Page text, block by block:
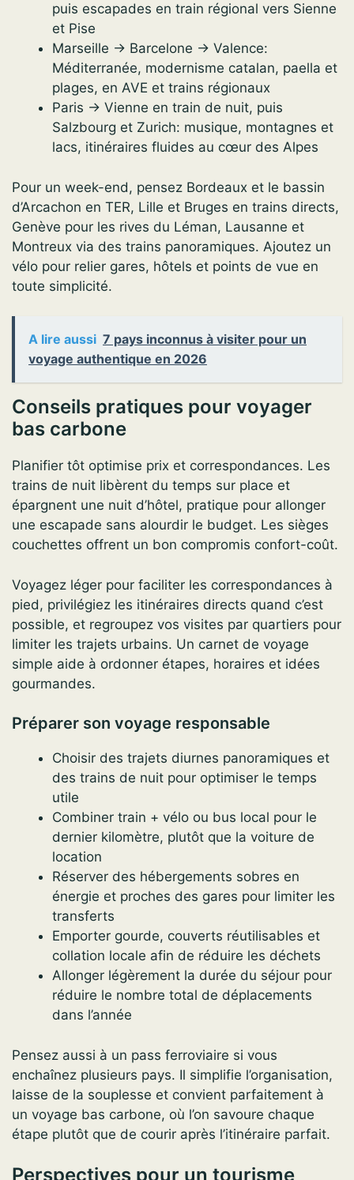
puis escapades en train régional vers Sienne
et Pise
Marseille → Barcelone → Valence:
Méditerranée, modernisme catalan, paella et
plages, en AVE et trains régionaux
Paris → Vienne en train de nuit, puis
Salzbourg et Zurich: musique, montagnes et
lacs, itinéraires fluides au cœur des Alpes
Pour un week-end, pensez Bordeaux et le bassin
d’Arcachon en TER, Lille et Bruges en trains directs,
Genève pour les rives du Léman, Lausanne et
Montreux via des trains panoramiques. Ajoutez un
vélo pour relier gares, hôtels et points de vue en
toute simplicité.
A lire aussi 7 pays inconnus à visiter pour un
voyage authentique en 2026
Conseils pratiques pour voyager
bas carbone
Planifier tôt optimise prix et correspondances. Les
trains de nuit libèrent du temps sur place et
épargnent une nuit d’hôtel, pratique pour allonger
une escapade sans alourdir le budget. Les sièges
couchettes offrent un bon compromis confort-coût.
Voyagez léger pour faciliter les correspondances à
pied, privilégiez les itinéraires directs quand c’est
possible, et regroupez vos visites par quartiers pour
limiter les trajets urbains. Un carnet de voyage
simple aide à ordonner étapes, horaires et idées
gourmandes.
Préparer son voyage responsable
Choisir des trajets diurnes panoramiques et
des trains de nuit pour optimiser le temps
utile
Combiner train + vélo ou bus local pour le
dernier kilomètre, plutôt que la voiture de
location
Réserver des hébergements sobres en
énergie et proches des gares pour limiter les
transferts
Emporter gourde, couverts réutilisables et
collation locale afin de réduire les déchets
Allonger légèrement la durée du séjour pour
réduire le nombre total de déplacements
dans l’année
Pensez aussi à un pass ferroviaire si vous
enchaînez plusieurs pays. Il simplifie l’organisation,
laisse de la souplesse et convient parfaitement à
un voyage bas carbone, où l’on savoure chaque
étape plutôt que de courir après l’itinéraire parfait.
Perspectives pour un tourisme